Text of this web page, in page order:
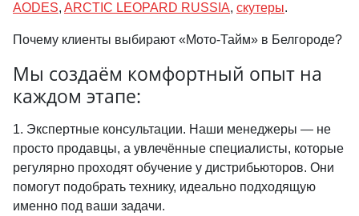
AODES, ARCTIC LEOPARD RUSSIA, скутеры.
Почему клиенты выбирают «Мото-Тайм» в Белгороде?
Мы создаём комфортный опыт на
каждом этапе:
1. Экспертные консультации. Наши менеджеры — не
просто продавцы, а увлечённые специалисты, которые
регулярно проходят обучение у дистрибьюторов. Они
помогут подобрать технику, идеально подходящую
именно под ваши задачи.